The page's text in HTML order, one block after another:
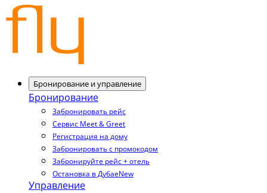
Бронирование и управление
Бронирование
Забронировать рейс
Сервис Meet & Greet
Регистрация на дому
Забронировать с промокодом
Забронируйте рейс + отель
Остановка в ДубаеNew
Управление